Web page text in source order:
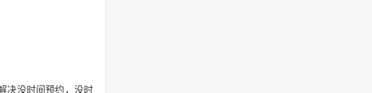
决没时间预约，没时